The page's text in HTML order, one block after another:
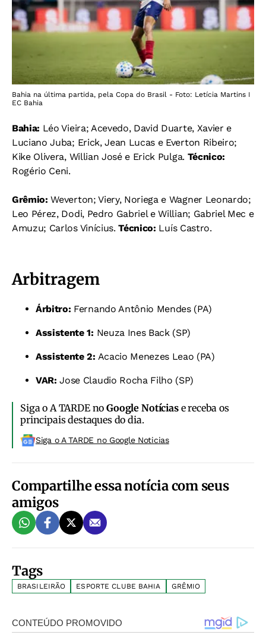
Bahia na última partida, pela Copa do Brasil - Foto: Letícia Martins I
EC Bahia
Bahia: Léo Vieira; Acevedo, David Duarte, Xavier e
Luciano Juba; Erick, Jean Lucas e Everton Ribeiro;
Kike Olivera, Willian José e Erick Pulga. Técnico:
Rogério Ceni.
Grêmio: Weverton; Viery, Noriega e Wagner Leonardo;
Leo Pérez, Dodi, Pedro Gabriel e Willian; Gabriel Mec e
Amuzu; Carlos Vinícius.Técnico: Luís Castro.
Arbitragem
Árbitro: Fernando Antônio Mendes (PA)
Assistente 1: Neuza Ines Back (SP)
Assistente 2: Acacio Menezes Leao (PA)
VAR:Jose Claudio Rocha Filho (SP)
Siga o A TARDE noGoogle Notíciase receba os
principais destaques do dia.
Siga o A TARDE no Google Noticias
Compartilhe essa notícia com seus
amigos
Tags
BRASILEIRÃO ESPORTE CLUBE BAHIA GRÊMIO